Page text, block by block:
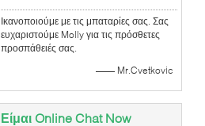
Ικανοποιούμε με τις μπαταρίες σας. Σας
ευχαριστούμε Molly για τις πρόσθετες
προσπάθειές σας.
—— Mr.Cvetkovic
Είμαι Online Chat Now